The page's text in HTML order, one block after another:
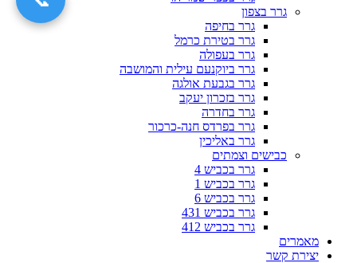
גרר בצפון
גרר בחיפה
גרר בטירת כרמל
גרר בעפולה
גרר ביוקנעם עילית והמושבה
גרר בגבעת אולגה
גרר בזכרון יעקב
גרר בחדרה
גרר בפרדס חנה-כרכור
גרר באליכין
כבישים וצמתים
גרר בכביש 4
גרר בכביש 1
גרר בכביש 6
גרר בכביש 431
גרר בכביש 412
מאמרים
יצירת קשר